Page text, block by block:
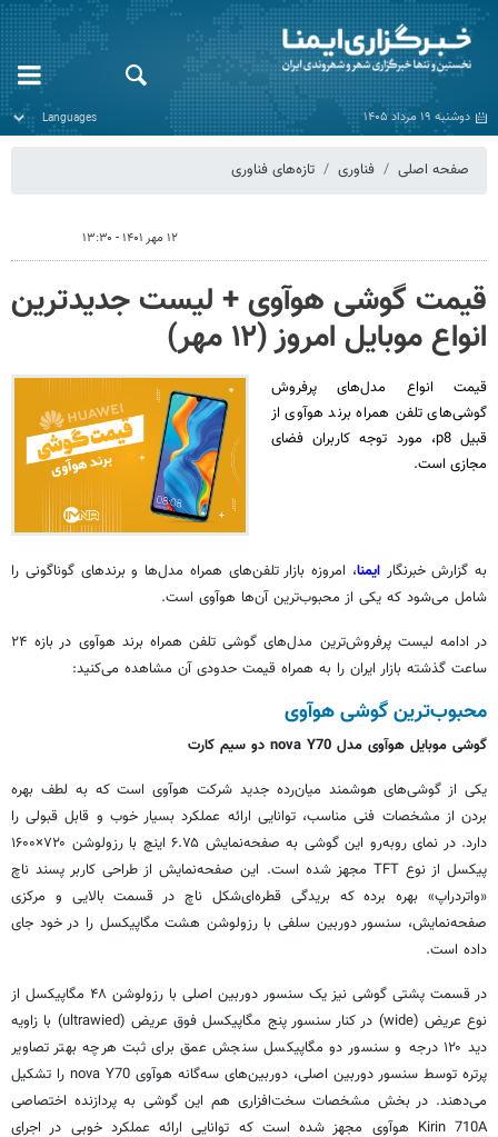
دوشنبه ۱۹ مرداد ۱۴۰۵
صفحه اصلی فناوری تازه‌های فناوری
۱۲ مهر ۱۴۰۱ - ۱۳:۳۰
قیمت گوشی هوآوی + لیست جدیدترین
انواع موبایل امروز (۱۲ مهر)
قیمت انواع مدل‌های پرفروش
گوشی‌های تلفن‌ همراه برند هوآوی از
قبیل p8، مورد توجه کاربران فضای
مجازی است.
به گزارش خبرنگار ایمنا، امروزه بازار تلفن‌های همراه مدل‌ها و برندهای گوناگونی را
شامل می‌شود که یکی از محبوب‌ترین آن‌ها هوآوی است.
در ادامه لیست پرفروش‌ترین مدل‌های گوشی تلفن همراه برند هوآوی
در بازه ۲۴
ساعت گذشته بازار ایران را به همراه قیمت حدودی آن مشاهده می‌کنید:
محبوب‌ترین گوشیهوآوی
گوشی موبایل هوآوی مدل nova Y70 دو سیم کارت
یکی از گوشی‌های هوشمند میان‌رده جدید شرکت هوآویاست که به لطف بهره
بردن از مشخصات فنی مناسب، توانایی ارائه عملکرد بسیار خوب و قابل قبولی را
دارد. در نمای
روبه‌رو این گوشی به صفحه‌نمایش ۶.۷۵ اینچ با رزولوشن ۷۲۰×۱۶۰۰
پیکسل از نوع TFT مجهز شده است. این صفحه‌نمایش از طراحی کاربر پسند
ناچ
«واتردراپ» بهره برده که بریدگی قطره‌ای‌شکل ناچدر قسمت بالایی و مرکزی
صفحه‌نمایش، سنسور دوربین سلفی با رزولوشن هشت مگاپیکسل را در خود جای
داده است.
در قسمت پشتی گوشی نیز یک سنسور دوربین اصلی با رزولوشن ۴۸ مگاپیکسل از
نوع عریض (wide) در کنار سنسور پنج مگاپیکسل فوق عریض (ultrawied) با زاویه
دید ۱۲۰ درجه و سنسور دو مگاپیکسل سنجش عمق برای ثبت هرچه بهتر تصاویر
پرتره توسط سنسور دوربین اصلی، دوربین‌های سه‌گانه هوآوی
nova Y70 را تشکیل
می‌دهند. در بخش مشخصات سخت‌افزاری هم این گوشی به پردازنده اختصاصی
Kirin 710A هوآوی مجهز شده است که توانایی ارائه عملکرد خوبی در اجرای